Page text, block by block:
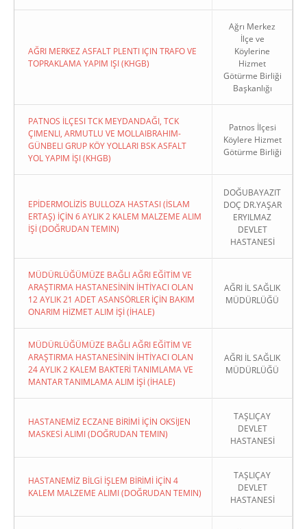
AĞRI MERKEZ ASFALT PLENTI IÇIN TRAFO VE
TOPRAKLAMA YAPIM IŞI (KHGB)
Ağrı Merkez
İlçe ve
Köylerine
Hizmet
Götürme Birliği
Başkanlığı
PATNOS İLÇESI TCK MEYDANDAĞI, TCK
ÇIMENLI, ARMUTLU VE MOLLAIBRAHIM-
GÜNBELI GRUP KÖY YOLLARI BSK ASFALT
YOL YAPIM İŞI (KHGB)
Patnos İlçesi
Köylere Hizmet
Götürme Birliği
EPİDERMOLİZİS BULLOZA HASTASI (İSLAM
ERTAŞ) İÇİN 6 AYLIK 2 KALEM MALZEME ALIM
İŞİ (DOĞRUDAN TEMIN)
DOĞUBAYAZIT
DOÇ DR.YAŞAR
ERYILMAZ
DEVLET
HASTANESİ
MÜDÜRLÜĞÜMÜZE BAĞLI AĞRI EĞİTİM VE
ARAŞTIRMA HASTANESİNİN İHTİYACI OLAN
12 AYLIK 21 ADET ASANSÖRLER İÇİN BAKIM
ONARIM HİZMET ALIM İŞİ (İHALE)
AĞRI İL SAĞLIK
MÜDÜRLÜĞÜ
MÜDÜRLÜĞÜMÜZE BAĞLI AĞRI EĞİTİM VE
ARAŞTIRMA HASTANESİNİN İHTİYACI OLAN
24 AYLIK 2 KALEM BAKTERİ TANIMLAMA VE
MANTAR TANIMLAMA ALIM İŞİ (İHALE)
AĞRI İL SAĞLIK
MÜDÜRLÜĞÜ
HASTANEMİZ ECZANE BİRİMİ İÇİN OKSİJEN
MASKESİ ALIMI (DOĞRUDAN TEMIN)
TAŞLIÇAY
DEVLET
HASTANESİ
HASTANEMİZ BİLGİ İŞLEM BİRİMİ İÇİN 4
KALEM MALZEME ALIMI (DOĞRUDAN TEMIN)
TAŞLIÇAY
DEVLET
HASTANESİ